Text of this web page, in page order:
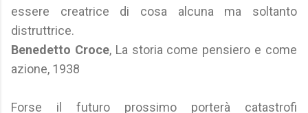
essere creatrice di cosa alcuna ma soltanto
distruttrice.
Benedetto Croce, La storia come pensiero e come
azione, 1938
Forse il futuro prossimo porterà catastrofi